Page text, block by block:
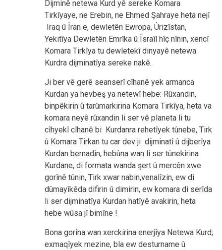
Dijminê netewa Kurd yê sereke Komara
Tirkîyaye, ne Erebin, ne Ehmed Şahraye heta nejî
Iraq û Îran e, dewletên Ewropa, Ûrizîstan,
Yekitîya Dewletên Emrîka û Îsraîl hîç nînin, xencî
Komara Tirkîya tu dewletekî dinyayê netewa
Kurdra dijminatîya sereke nakê.
Ji ber vê gerê seanserî cîhanê yek armanca
Kurdan ya hevbeş ya netewî hebe: Rûxandin,
binpêkirin û tarûmarkirina Komara Tirkîya, heta va
komara neyê rûxandin li ser vê planeta li tu
cîhyekî cîhanê bi Kurdanra rehetîyek tûnebe, Tirk
û Komara Tirkan tu car dev ji dijminatî û dijberîya
Kurdan bernadin, hebûna wan li ser tûnekirina
Kurdane, di formata wanda şert û mercên xwe
gorînê tûnin, Tirk xwar nabin,venalîzin, ew di
dûmayîkêda difirin û dimirin, ew komara di serîda
li ser dijminatîya Kurdan hatîyê avakirin, heta
hebe wûsa jî bimîne !
Bona gorîna wan xerckirina enerjîya Netewa Kurd;
exmaqîyek mezine, bla ew desturname û